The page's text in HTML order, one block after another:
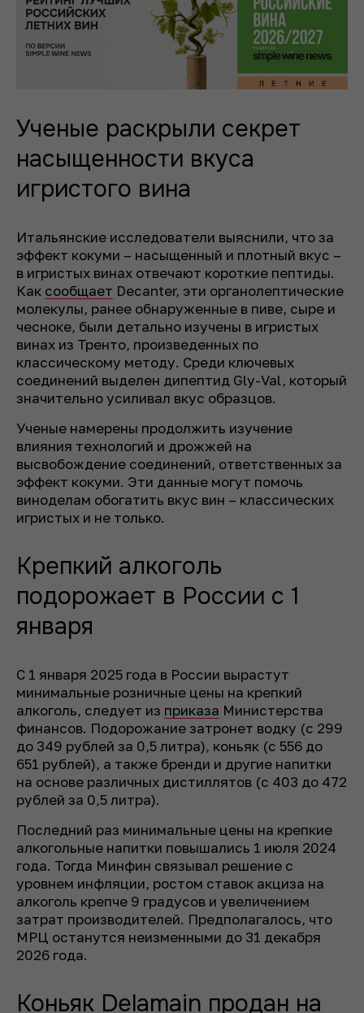
Ученые раскрыли секрет
насыщенности вкуса
игристого вина
Итальянские исследователи выяснили, что за
эффект кокуми – насыщенный и плотный вкус –
в игристых винах отвечают короткие пептиды.
Как сообщает Decanter, эти органолептические
молекулы, ранее обнаруженные в пиве, сыре и
чесноке, были детально изучены в игристых
винах из Тренто, произведенных по
классическому методу. Среди ключевых
соединений выделен дипептид Gly-Val, который
значительно усиливал вкус образцов.
Ученые намерены продолжить изучение
влияния технологий и дрожжей на
высвобождение соединений, ответственных за
эффект кокуми. Эти данные могут помочь
виноделам обогатить вкус вин – классических
игристых и не только.
Крепкий алкоголь
подорожает в России с 1
января
С 1 января 2025 года в России вырастут
минимальные розничные цены на крепкий
алкоголь, следует из приказа Министерства
финансов. Подорожание затронет водку (с 299
до 349 рублей за 0,5 литра), коньяк (с 556 до
651 рублей), а также бренди и другие напитки
на основе различных дистиллятов (с 403 до 472
рублей за 0,5 литра).
Последний раз минимальные цены на крепкие
алкогольные напитки повышались 1 июля 2024
года. Тогда Минфин связывал решение с
уровнем инфляции, ростом ставок акциза на
алкоголь крепче 9 градусов и увеличением
затрат производителей. Предполагалось, что
МРЦ останутся неизменными до 31 декабря
2026 года.
Коньяк Delamain продан на